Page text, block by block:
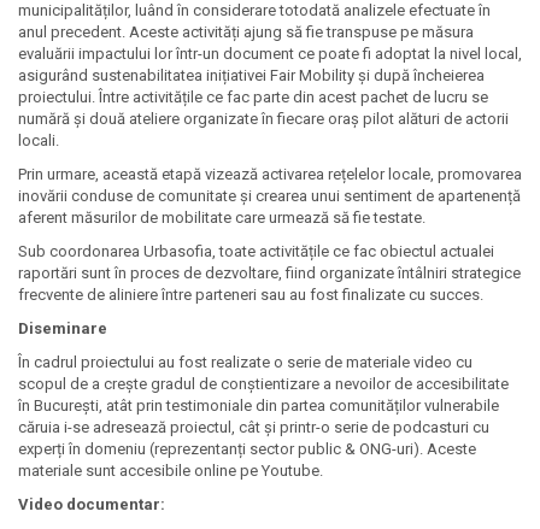
municipalităților, luând în considerare totodată analizele efectuate în
anul precedent. Aceste activități ajung să fie transpuse pe măsura
evaluării impactului lor într-un document ce poate fi adoptat la nivel local,
asigurând sustenabilitatea inițiativei Fair Mobility și după încheierea
proiectului. Între activitățile ce fac parte din acest pachet de lucru se
numără și două ateliere organizate în fiecare oraș pilot alături de actorii
locali.
Prin urmare, această etapă vizează activarea rețelelor locale, promovarea
inovării conduse de comunitate și crearea unui sentiment de apartenență
aferent măsurilor de mobilitate care urmează să fie testate.
Sub coordonarea Urbasofia, toate activitățile ce fac obiectul actualei
raportări sunt în proces de dezvoltare, fiind organizate întâlniri strategice
frecvente de aliniere între parteneri sau au fost finalizate cu succes.
Diseminare
În cadrul proiectului au fost realizate o serie de materiale video cu
scopul de a crește gradul de conștientizare a nevoilor de accesibilitate
în București, atât prin testimoniale din partea comunităților vulnerabile
căruia i-se adresează proiectul, cât și printr-o serie de podcasturi cu
experți în domeniu (reprezentanți sector public & ONG-uri). Aceste
materiale sunt accesibile online pe Youtube.
Video documentar: